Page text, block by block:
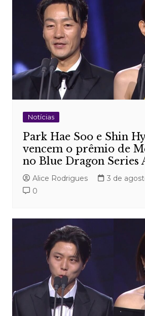
Notícias
Park Hae Soo e Shin
vencem o prêmio de
no Blue Dragon Series
Alice Rodrigues
3 de
0